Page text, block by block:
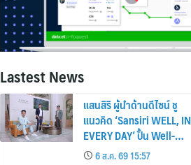
Lastest News
แสนสิริ ผู้นำด้านดีไซน์ ชู
แนวคิด ‘Sansiri WELL, IN
EVERY DAY’ ปั้น Well-
Being Ecosystem เชื่อมที่
6 ส.ค. 69 15:57